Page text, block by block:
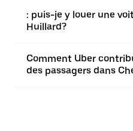
: puis-je y louer une
Huillard?
Comment Uber
des passagers dans